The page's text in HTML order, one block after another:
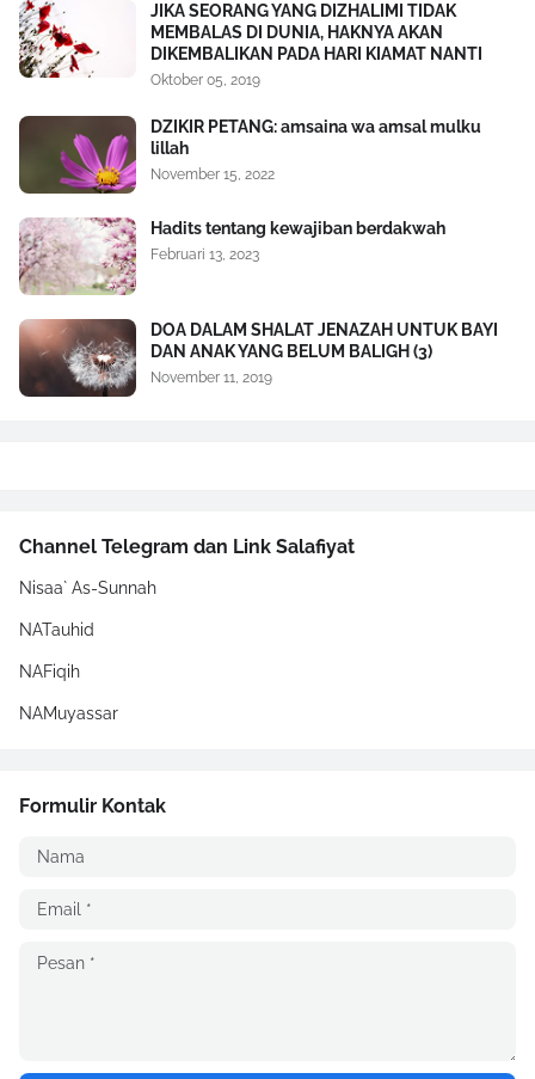
JIKA SEORANG YANG DIZHALIMI TIDAK
MEMBALAS DI DUNIA, HAKNYA AKAN
DIKEMBALIKAN PADA HARI KIAMAT NANTI
Oktober 05, 2019
DZIKIR PETANG: amsaina wa amsal mulku
lillah
November 15, 2022
Hadits tentang kewajiban berdakwah
Februari 13, 2023
DOA DALAM SHALAT JENAZAH UNTUK BAYI
DAN ANAK YANG BELUM BALIGH (3)
November 11, 2019
Channel Telegram dan Link Salafiyat
Nisaa` As-Sunnah
NATauhid
NAFiqih
NAMuyassar
Formulir Kontak